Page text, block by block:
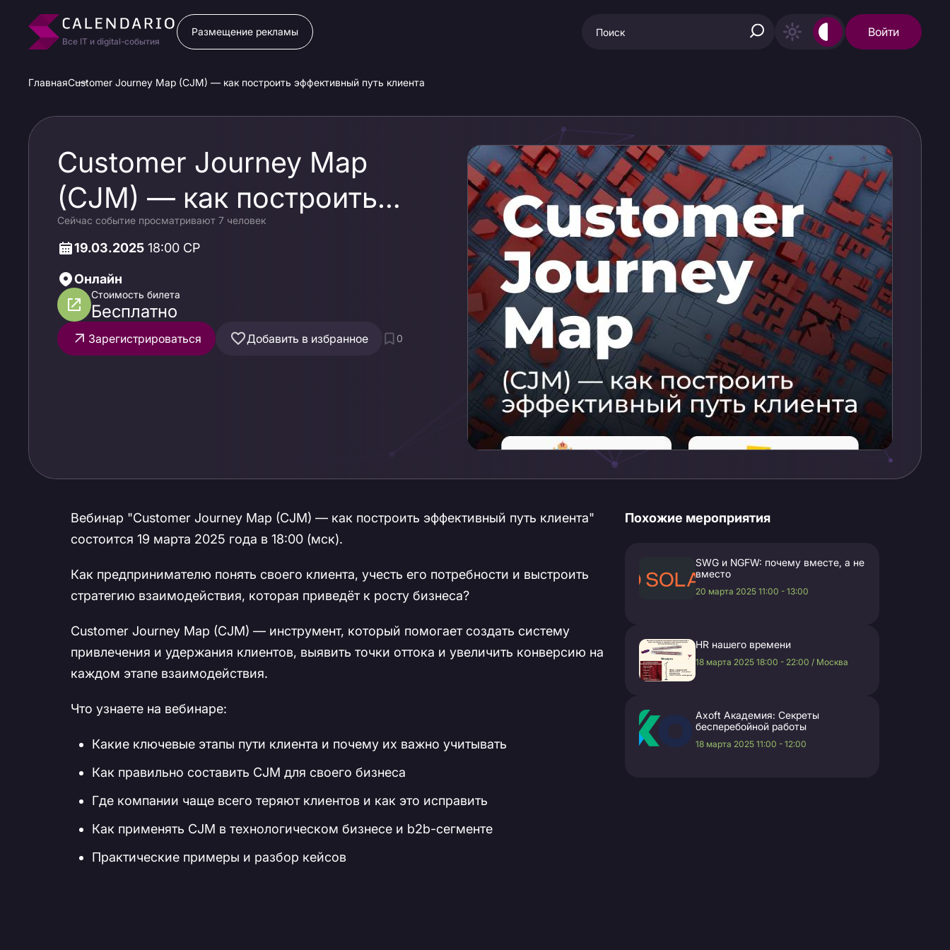
Все IT и digital-события
Размещение рекламы Войти
ГлавнаяCustomer Journey Map (CJM) — как построить эффективный путь клиента
Customer Journey Map
(CJM) — как построить
эффективный путь
клиента
Сейчас событие просматривают 7 человек
19.03.2025 18:00 СР
Онлайн
Стоимость билета
Бесплатно
Зарегистрироваться Добавить в избранное 0
Вебинар "Customer Journey Map (CJM) — как построить эффективный путь клиента"
состоится 19 марта 2025 года в 18:00 (мск).
Как предпринимателю понять своего клиента, учесть его потребности и выстроить
стратегию взаимодействия, которая приведёт к росту бизнеса?
Customer Journey Map (CJM) — инструмент, который помогает создать систему
привлечения и удержания клиентов, выявить точки оттока и увеличить конверсию на
каждом этапе взаимодействия.
Что узнаете на вебинаре:
Какие ключевые этапы пути клиента и почему их важно учитывать
Как правильно составить CJM для своего бизнеса
Где компании чаще всего теряют клиентов и как это исправить
Как применять CJM в технологическом бизнесе и b2b-сегменте
Практические примеры и разбор кейсов
Похожие мероприятия
SWG и NGFW: почему вместе, а не
вместо
20 марта 2025 11:00 - 13:00
HR нашего времени
18 марта 2025 18:00 - 22:00 / Москва
Axoft Академия: Секреты
бесперебойной работы
18 марта 2025 11:00 - 12:00